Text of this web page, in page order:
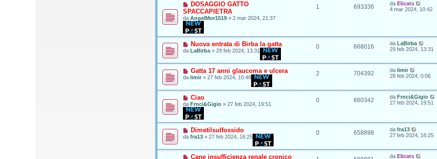
DOSAGGIO GATTO
SPACCAPIETRA
da AngelMor1519 » 2 mar 2024, 21:37
1 693336 da Elicats
4 mar 2024, 10:42
Nuova entrata di Birba la gatta
da LaBirba » 29 feb 2024, 13:31
0 668016 da LaBirba
29 feb 2024, 13:31
Gatta 17 anni glaucoma e ulcera
da limir » 27 feb 2024, 10:48
2 704392 da limir
28 feb 2024, 0:06
Ciao
da Frnci&Gigio » 27 feb 2024, 19:51
0 660342 da Frnci&Gigio
27 feb 2024, 19:51
Dimetilsulfossido
da fra13 » 27 feb 2024, 16:25
0 658898 da fra13
27 feb 2024, 16:25
Cane insufficienza renale cronico
da Elicats